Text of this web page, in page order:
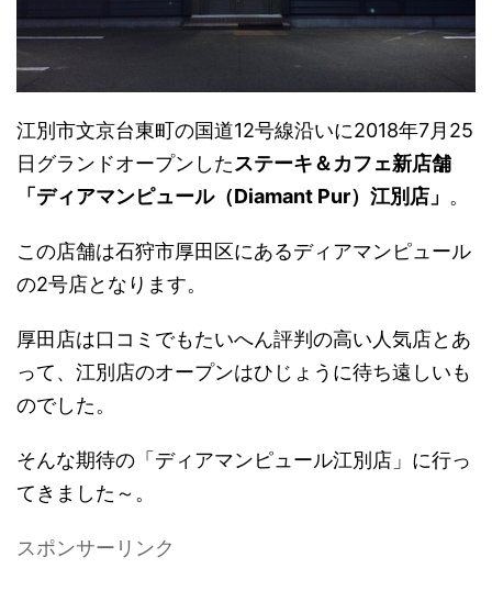
江別市文京台東町の国道12号線沿いに2018年7月25
日グランドオープンしたステーキ＆カフェ新店舗
「ディアマンピュール（Diamant Pur）江別店」 。
この店舗は石狩市厚田区にあるディアマンピュール
の2号店となります。
厚田店は口コミでもたいへん評判の高い人気店とあ
って、江別店のオープンはひじょうに待ち遠しいも
のでした。
そんな期待の「ディアマンピュール江別店」に行っ
てきました～。
スポンサーリンク